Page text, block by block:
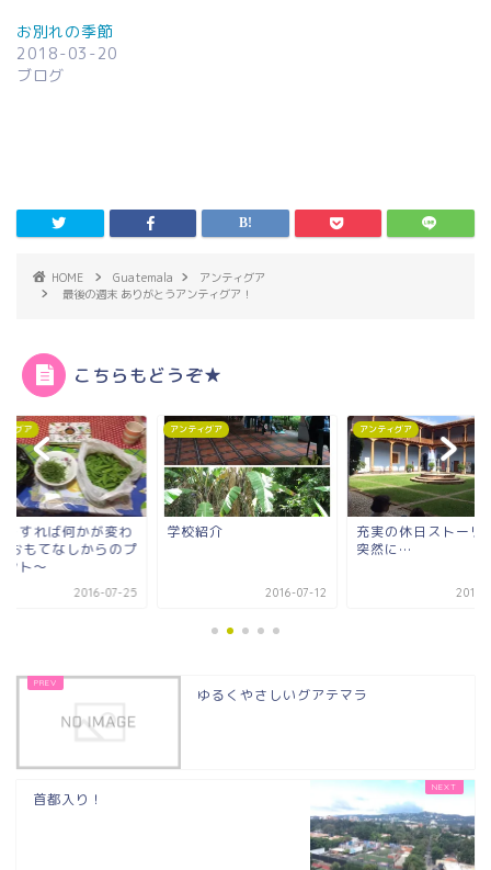
お別れの季節
2018-03-20
ブログ
HOME Guatemala
アンティグア
最後の週末 ありがとうアンティグア！
こちらもどうぞ★
ィグア
紹介
2016-07-12
アンティグア
充実の休日ストーリーは
2016-07-10
アンティグア
伝統が語るマヤの心
2016-
ゆるくやさしいグアテマラ
首都入り！